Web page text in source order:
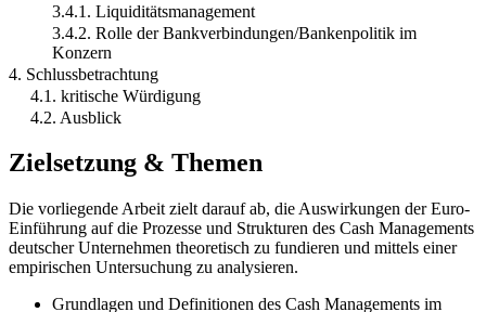
3.4.1. Liquiditätsmanagement
3.4.2. Rolle der Bankverbindungen/Bankenpolitik im
Konzern
4. Schlussbetrachtung
4.1. kritische Würdigung
4.2. Ausblick
Zielsetzung & Themen
Die vorliegende Arbeit zielt darauf ab, die Auswirkungen der Euro-
Einführung auf die Prozesse und Strukturen des Cash Managements
deutscher Unternehmen theoretisch zu fundieren und mittels einer
empirischen Untersuchung zu analysieren.
Grundlagen und Definitionen des Cash Managements im